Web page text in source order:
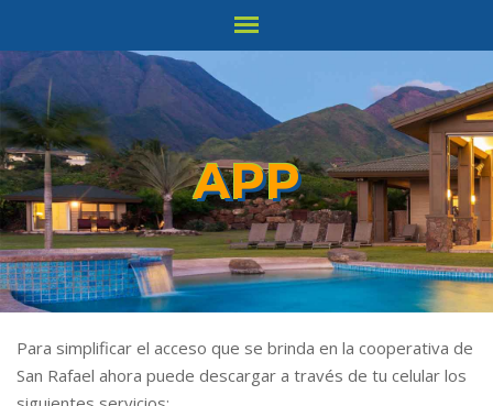
APP
Para simplificar el acceso que se brinda en la cooperativa de
San Rafael ahora puede descargar a través de tu celular los